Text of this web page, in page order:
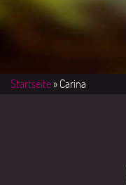
Startseite» Carina